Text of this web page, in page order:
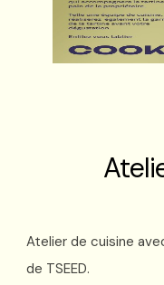
Atelier de cuisine
de TSEED.